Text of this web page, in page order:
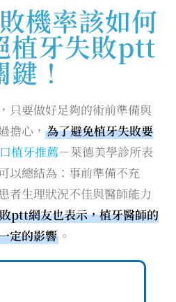
機率該如何
植牙失敗ptt
！
只要做好足夠的術前準備與
擔心，為了避免植牙失敗要
植牙推薦－萊德美學診所表
以總結為：事前準備不充
者生理狀況不佳與醫師能力
ptt網友也表示，植牙醫師的
定的影響 。